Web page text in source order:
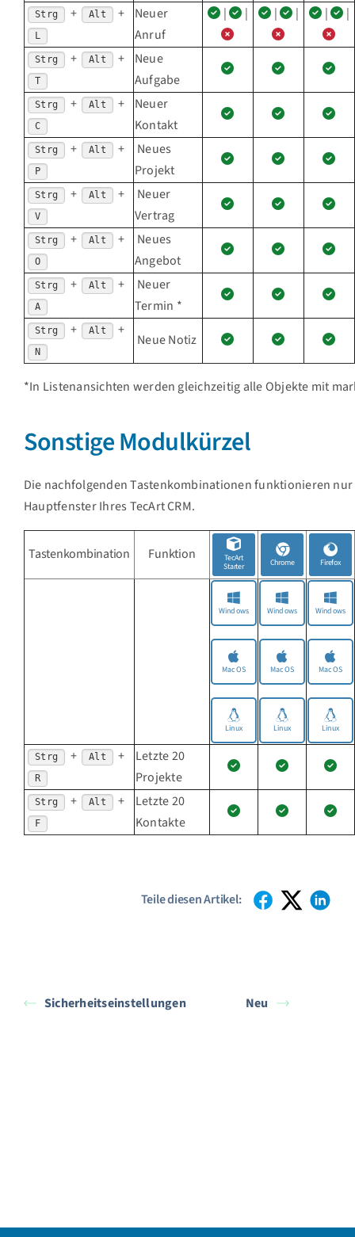
Strg + Alt +
L
Neuer
Anruf
| | | | | |
Strg + Alt +
T
Neue
Aufgabe
Strg + Alt +
C
Neuer
Kontakt
Strg + Alt +
P
Neues
Projekt
Strg + Alt +
V
Neuer
Vertrag
Strg + Alt +
O
Neues
Angebot
Strg + Alt +
A
Neuer
Termin *
Strg + Alt +
N
Neue Notiz
*In Listenansichten werden gleichzeitig alle Objekte mit
Sonstige Modulkürzel
Die nachfolgenden Tastenkombinationen funktionieren nur
Hauptfenster Ihres TecArt CRM.
Tastenkombination Funktion TecArt
Starter Chrome Firefox
Windows
MacOS
Linux
Windows
MacOS
Linux
Windows
MacOS
Linux
Strg + Alt +
R
Letzte 20
Projekte
Strg + Alt +
F
Letzte 20
Kontakte
Teile diesen Artikel:
Sicherheitseinstellungen Neu